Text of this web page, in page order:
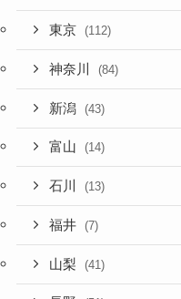
東京 (112)
神奈川 (84)
新潟 (43)
富山 (14)
石川 (13)
福井 (7)
山梨 (41)